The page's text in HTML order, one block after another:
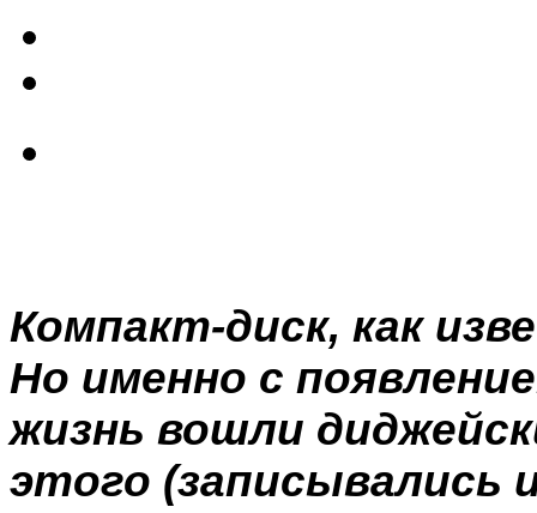
Компакт-диск, как
Но именно с
жизнь вошли
этого (записывались